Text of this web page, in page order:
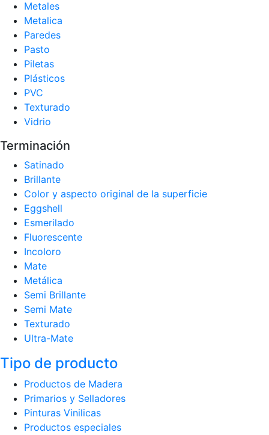
Metales
Metalica
Paredes
Pasto
Piletas
Plásticos
PVC
Texturado
Vidrio
Terminación
Satinado
Brillante
Color y aspecto original de la superficie
Eggshell
Esmerilado
Fluorescente
Incoloro
Mate
Metálica
Semi Brillante
Semi Mate
Texturado
Ultra-Mate
Tipo de producto
Productos de Madera
Primarios y Selladores
Pinturas Vinilicas
Productos especiales